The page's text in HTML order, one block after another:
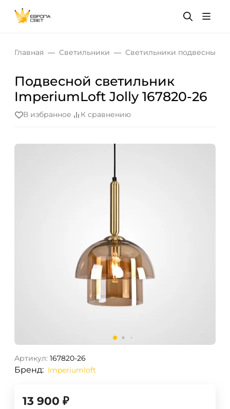
Главная Светильники Светильники подвесные
Подвесной светильник
ImperiumLoft Jolly 167820-26
В избранное К сравнению
Артикул: 167820-26
Бренд: Imperiumloft
13 900 ₽